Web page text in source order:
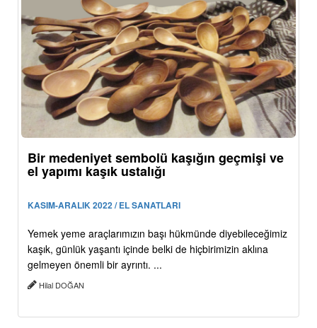
Bir medeniyet sembolü kaşığın geçmişi ve
el yapımı kaşık ustalığı
KASIM-ARALIK 2022 / EL SANATLARI
Yemek yeme araçlarımızın başı hükmünde diyebileceğimiz
kaşık, günlük yaşantı içinde belki de hiçbirimizin aklına
gelmeyen önemli bir ayrıntı. ...
Hilal DOĞAN